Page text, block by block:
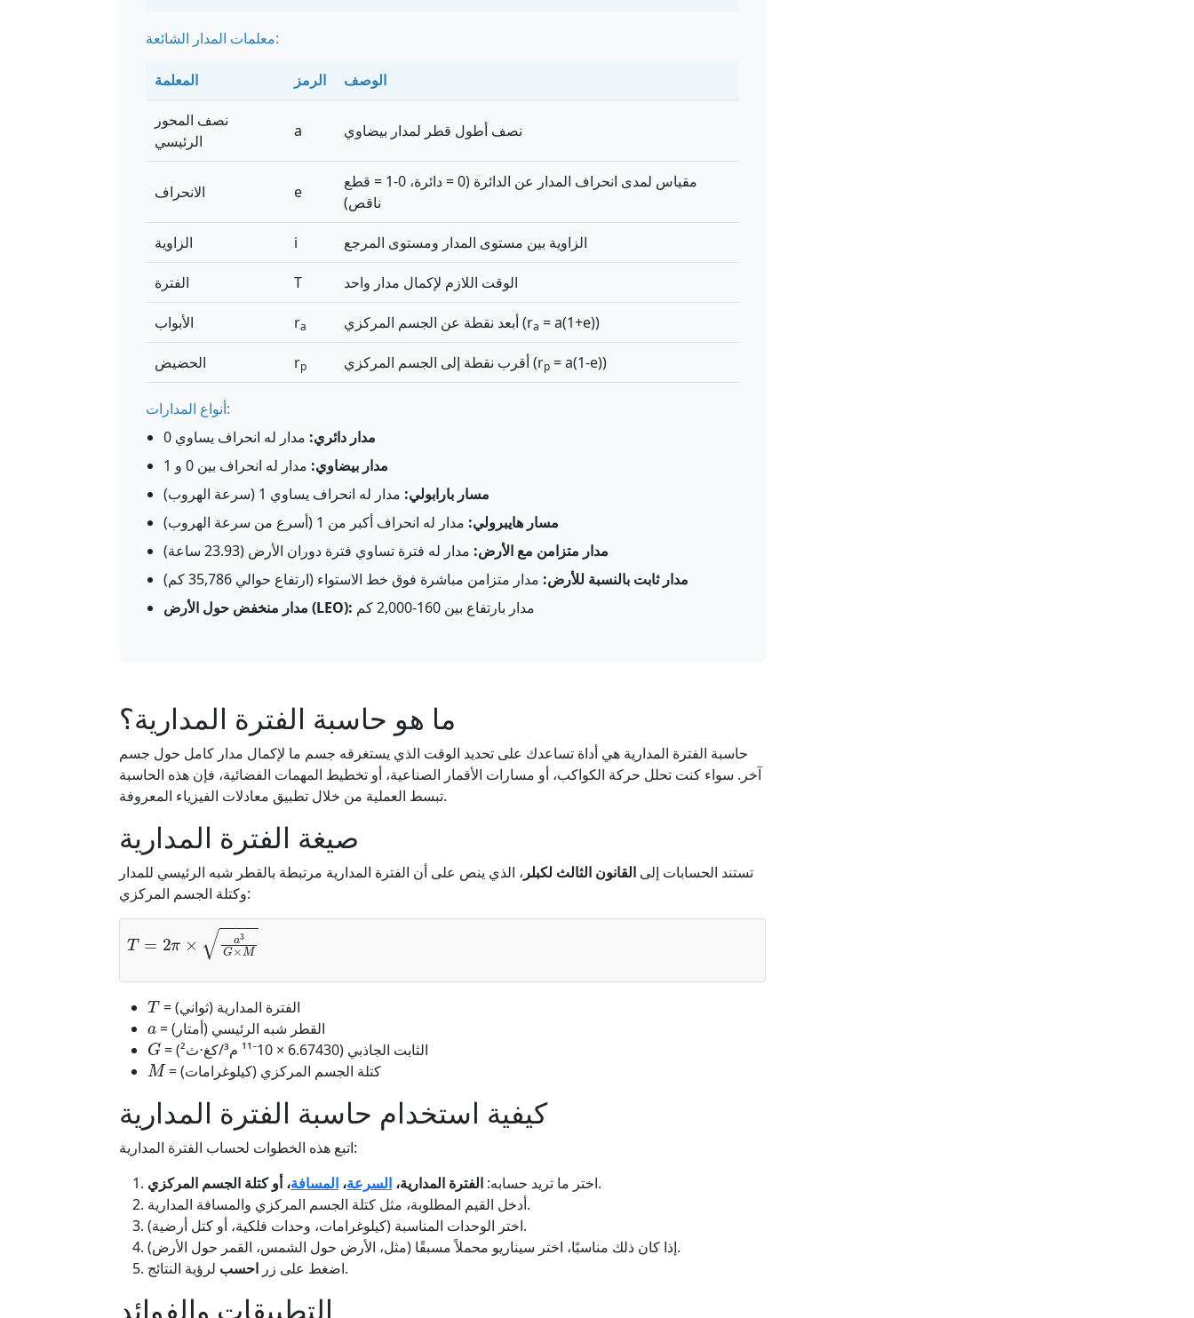
معلمات المدار الشائعة:
المعلمة الرمز الوصف
نصف المحور
الرئيسي
a نصف أطول قطر لمدار بيضاوي
الانحراف e
مقياس لمدى انحراف المدار عن الدائرة (0 = دائرة، 0-1 = قطع
ناقص)
الزاوية i الزاوية بين مستوى المدار ومستوى المرجع
الفترة T الوقت اللازم لإكمال مدار واحد
الأبواب ra أبعد نقطة عن الجسم المركزي (ra = a(1+e))
الحضيض rp أقرب نقطة إلى الجسم المركزي (rp = a(1-e))
أنواع المدارات:
مدار دائري: مدار له انحراف يساوي 0
مدار بيضاوي: مدار له انحراف بين 0 و 1
مسار بارابولي: مدار له انحراف يساوي 1 (سرعة الهروب)
مسار هايبرولي: مدار له انحراف أكبر من 1 (أسرع من سرعة الهروب)
مدار متزامن مع الأرض: مدار له فترة تساوي فترة دوران الأرض (23.93 ساعة)
مدار ثابت بالنسبة للأرض: مدار متزامن مباشرة فوق خط الاستواء (ارتفاع حوالي 35,786 كم)
مدار منخفض حول الأرض (LEO):
مدار بارتفاع بين 160-2,000 كم
ما هو حاسبة الفترة المدارية؟
حاسبة الفترة المدارية هي أداة تساعدك على تحديد الوقت الذي يستغرقه جسم ما لإكمال مدار كامل حول جسم
آخر. سواء كنت تحلل حركة الكواكب، أو مسارات الأقمار الصناعية، أو تخطيط المهمات الفضائية، فإن هذه الحاسبة
تبسط العملية من خلال تطبيق معادلات الفيزياء المعروفة.
صيغة الفترة المدارية
تستند الحسابات إلى القانون الثالث لكبلر ، الذي ينص على أن الفترة المدارية مرتبطة بالقطر شبه الرئيسي للمدار
وكتلة الجسم المركزي:
×M
= الفترة المدارية (ثواني) a
= القطر شبه الرئيسي (أمتار) G
= الثابت الجاذبي (6.67430 × 10⁻¹¹ م³/كغ⋅ث²) M
= كتلة الجسم المركزي (كيلوغرامات)
كيفية استخدام حاسبة الفترة المدارية
اتبع هذه الخطوات لحساب الفترة المدارية:
اختر ما تريد حسابه: الفترة المدارية، السرعة، المسافة، أو كتلة الجسم المركزي
.
أدخل القيم المطلوبة، مثل كتلة الجسم المركزي والمسافة المدارية.
اختر الوحدات المناسبة (كيلوغرامات، وحدات فلكية، أو كتل أرضية).
إذا كان ذلك مناسبًا، اختر سيناريو محملاً مسبقًا (مثل، الأرض حول الشمس، القمر حول الأرض).
اضغط على زر احسب لرؤية النتائج.
التطبيقات والفوائد